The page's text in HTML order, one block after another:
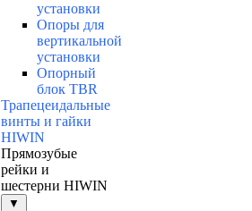
установки
Опоры для
вертикальной
установки
Опорный
блок TBR
Трапецеидальные
винты и гайки
HIWIN
Прямозубые
рейки и
шестерни HIWIN
▼